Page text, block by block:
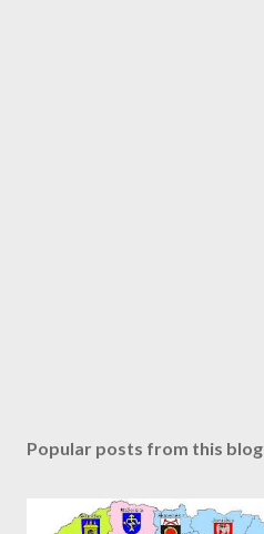
Popular posts from this blog